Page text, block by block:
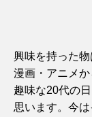
興味を持った物
漫画・アニメ
趣味な20代の
思います。今